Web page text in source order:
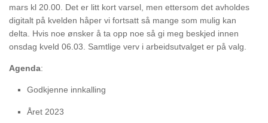
mars kl 20.00. Det er litt kort varsel, men ettersom det avholdes
digitalt på kvelden håper vi fortsatt så mange som mulig kan
delta. Hvis noe ønsker å ta opp noe så gi meg beskjed innen
onsdag kveld 06.03. Samtlige verv i arbeidsutvalget er på valg.
Agenda:
Godkjenne innkalling
Året 2023